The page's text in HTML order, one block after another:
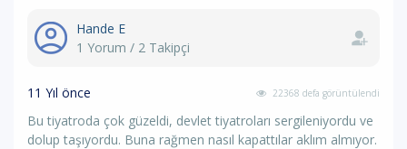
Hande E
1 Yorum / 2 Takipçi
22368 defa görüntülendi
11 Yıl önce
Bu tiyatroda çok güzeldi, devlet tiyatroları sergileniyordu ve
dolup taşıyordu. Buna rağmen nasıl kapattılar aklım almıyor.